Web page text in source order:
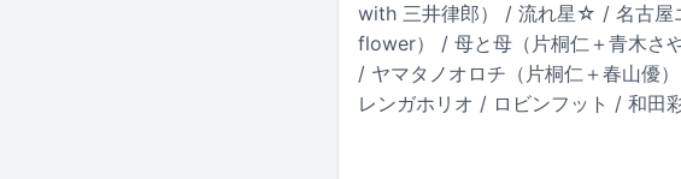
with 三井律郎） / 流れ星☆ / 名古屋
flower） / 母と母（片桐仁＋青木さ
/ ヤマタノオロチ（片桐仁＋春山優
レンガホリオ / ロビンフット / 和田